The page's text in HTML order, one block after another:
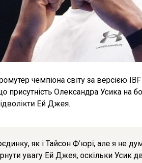
чемпіона світу за версією
присутність Олександра Усика на
Ей Джея.
як і Тайсон Ф’юрі, але я не
увагу Ей Джея, оскільки Усик